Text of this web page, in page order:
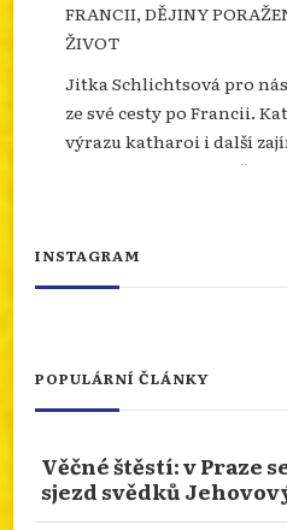
FRANCII, DĚJINY
ŽIVOT
Jitka Schlichtsová pro
ze své cesty po Francii.
výrazu katharoi i další
Více se dozvíte na našem
porazenych-a-jejich-d...
Od 10.ledna 2026 do
Františka. Podívejme se
naší čtenářky do rodného
INSTAGRAM
POPULÁRNÍ ČLÁNKY
Věčné štěstí: v Praze
sjezd svědků